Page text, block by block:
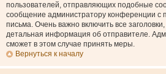
пользователей, отправляющих подобные
сообщение администратору конференции с
письма. Очень важно включить все
детальная информация об отправителе.
сможет в этом случае принять меры.
Вернуться к началу